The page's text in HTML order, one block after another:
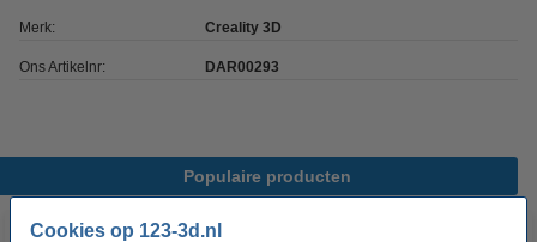
Cookies op 123-3d.nl
Merk: Creality 3D
Ons Artikelnr: DAR00293
Populaire producten